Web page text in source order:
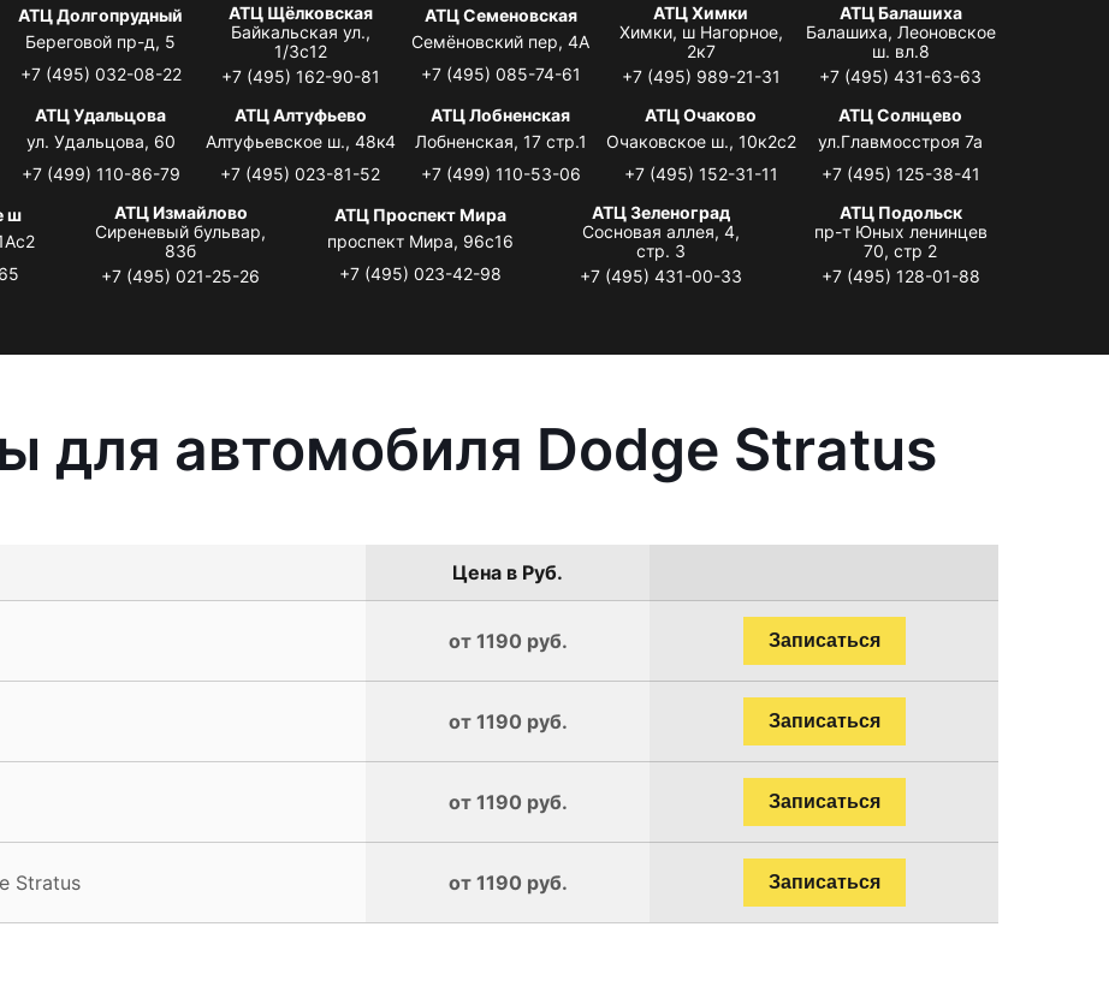
АТЦ Долгопрудный
Береговой пр-д, 5
+7 (495) 032-08-22
АТЦ Щёлковская
Байкальская ул.,
1/3с12
+7 (495) 162-90-81
АТЦ Семеновская
Семёновский пер, 4А
+7 (495) 085-74-61
АТЦ Химки
Химки, ш Нагорное,
2к7
+7 (495) 989-21-31
АТЦ Балашиха
Балашиха, Леоновское
ш. вл.8
+7 (495) 431-63-63
АТЦ Удальцова
ул. Удальцова, 60
+7 (499) 110-86-79
АТЦ Алтуфьево
Алтуфьевское ш., 48к4
+7 (495) 023-81-52
АТЦ Лобненская
Лобненская, 17 стр.1
+7 (499) 110-53-06
АТЦ Очаково
Очаковское ш., 10к2с2
+7 (495) 152-31-11
АТЦ Солнцево
ул.Главмосстроя 7а
+7 (495) 125-38-41
ш
АТЦ Измайлово
Сиреневый бульвар,
83б
+7 (495) 021-25-26
АТЦ Проспект Мира
проспект Мира, 96с16
+7 (495) 023-42-98
АТЦ Зеленоград
Сосновая аллея, 4,
стр. 3
+7 (495) 431-00-33
АТЦ Подольск
пр-т Юных ленинцев
70, стр 2
+7 (495) 128-01-88
для автомобиля Dodge Stratus
Цена в Руб.
от 1190 руб. Записаться
от 1190 руб. Записаться
от 1190 руб. Записаться
Stratus от 1190 руб. Записаться